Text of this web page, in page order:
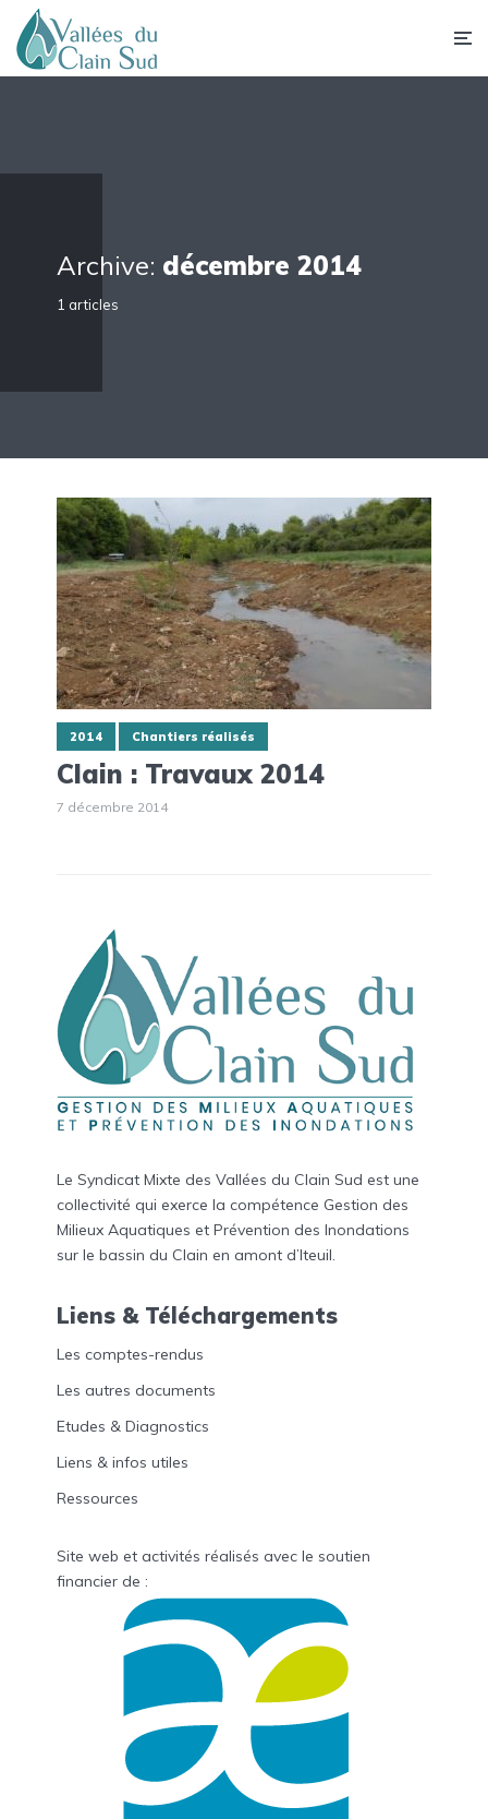
Archive: décembre 2014
1 articles
2014 Chantiers réalisés
Clain : Travaux 2014
7 décembre 2014
Le Syndicat Mixte des Vallées du Clain Sud est une
collectivité qui exerce la compétence Gestion des
Milieux Aquatiques et Prévention des Inondations
sur le bassin du Clain en amont d’Iteuil.
Liens & Téléchargements
Les comptes-rendus
Les autres documents
Etudes & Diagnostics
Liens & infos utiles
Ressources
Site web et activités réalisés avec le soutien
financier de :